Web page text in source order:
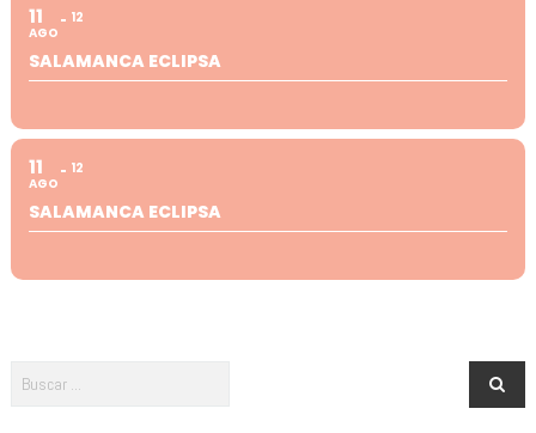
11
AGO
12
SALAMANCA ECLIPSA
11
AGO
12
SALAMANCA ECLIPSA